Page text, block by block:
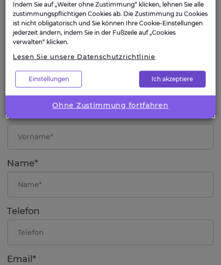
SPRECHEN SIE MIT EINEM
EXPERTEN
Kontaktieren Sie unser Team
Nachdem Sie das Formular ausgefüllt haben, wird sich
einer unserer Experten so schnell wie möglich mit Ihnen
in Verbindung setzen.
Vorname*
Name*
Telefon
Email*
Indem Sie auf „Weiter ohne Zustimmung“ klicken, lehnen Sie alle
zustimmungspflichtigen Cookies ab. Die Zustimmung zu Cookies
ist nicht obligatorisch und Sie können Ihre Cookie-Einstellungen
jederzeit ändern, indem Sie in der Fußzeile auf „Cookies
verwalten“ klicken.
Lesen Sie unsere Datenschutzrichtlinie
Einstellungen Ich akzeptiere
Ohne Zustimmung fortfahren